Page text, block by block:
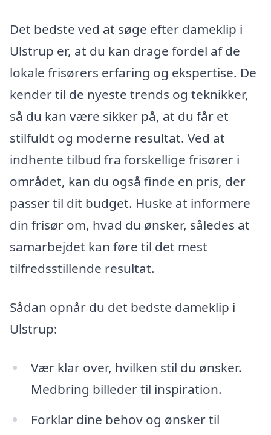
Det bedste ved at søge efter dameklip i
Ulstrup er, at du kan drage fordel af de
lokale frisørers erfaring og ekspertise. De
kender til de nyeste trends og teknikker,
så du kan være sikker på, at du får et
stilfuldt og moderne resultat. Ved at
indhente tilbud fra forskellige frisører i
området, kan du også finde en pris, der
passer til dit budget. Huske at informere
din frisør om, hvad du ønsker, således at
samarbejdet kan føre til det mest
tilfredsstillende resultat.
Sådan opnår du det bedste dameklip i
Ulstrup:
Vær klar over, hvilken stil du ønsker.
Medbring billeder til inspiration.
Forklar dine behov og ønsker til